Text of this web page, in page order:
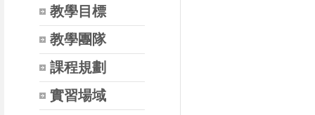
教學目標
教學團隊
課程規劃
實習場域